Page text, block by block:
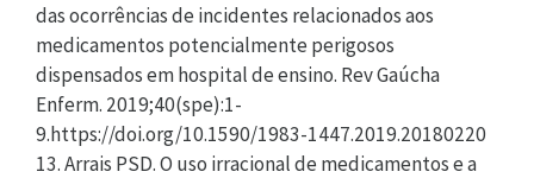
das ocorrências de incidentes relacionados aos
medicamentos potencialmente perigosos
dispensados em hospital de ensino. Rev Gaúcha
Enferm. 2019;40(spe):1-
9.https://doi.org/10.1590/1983-1447.2019.20180220
13. Arrais PSD. O uso irracional de medicamentos e a